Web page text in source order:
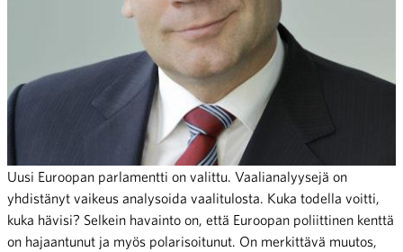
Uusi Euroopan parlamentti on valittu. Vaalianalyysejä on
yhdistänyt vaikeus analysoida vaalitulosta. Kuka todella voitti,
kuka hävisi? Selkein havainto on, että Euroopan poliittinen kenttä
on hajaantunut ja myös polarisoitunut. On merkittävä muutos,